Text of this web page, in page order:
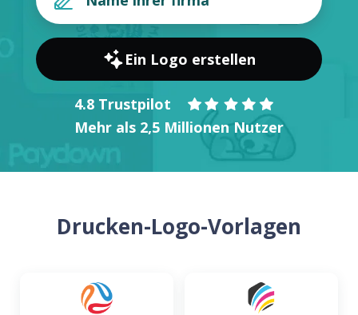
Ein Logo erstellen
4.8 Trustpilot
Mehr als 2,5 Millionen Nutzer
Drucken-Logo-Vorlagen